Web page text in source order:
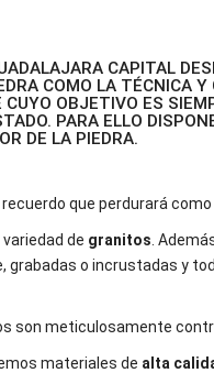
CAPITAL
COMO LA TÉCNICA Y
OBJETIVO ES
PARA ELLO
DE LA PIEDRA.
que perdurará como
de granitos .
o incrustadas y
son meticulosamente
materiales de alta